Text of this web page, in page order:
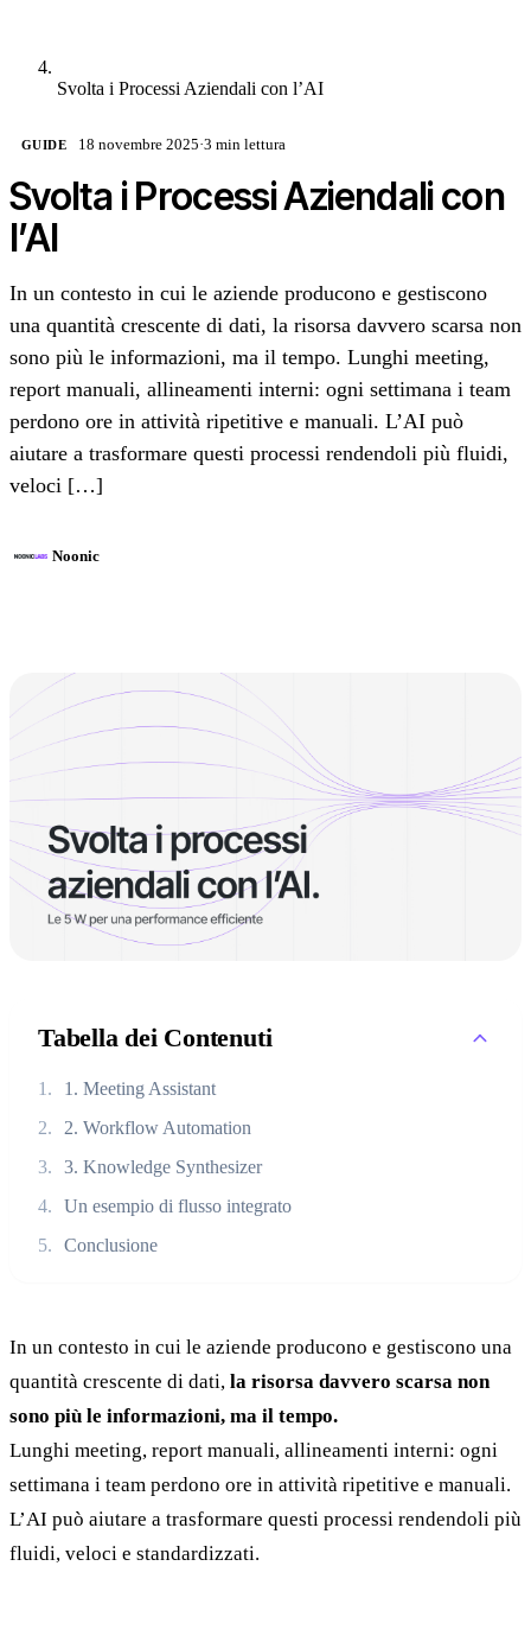
Svolta i Processi Aziendali con l’AI
GUIDE 18 novembre 2025·3 min lettura
Svolta i Processi Aziendali con
l’AI
In un contesto in cui le aziende producono e gestiscono
una quantità crescente di dati, la risorsa davvero scarsa non
sono più le informazioni, ma il tempo. Lunghi meeting,
report manuali, allineamenti interni: ogni settimana i team
perdono ore in attività ripetitive e manuali. L’AI può
aiutare a trasformare questi processi rendendoli più fluidi,
veloci […]
Noonic
Tabella dei Contenuti
1. Meeting Assistant
2. Workflow Automation
3. Knowledge Synthesizer
Un esempio di flusso integrato
Conclusione
In un contesto in cui le aziende producono e gestiscono una
quantità crescente di dati, la risorsa davvero scarsa non
sono più le informazioni, ma il tempo.
Lunghi meeting, report manuali, allineamenti interni: ogni
settimana i team perdono ore in attività ripetitive e manuali.
L’AI può aiutare a trasformare questi processi rendendoli più
fluidi, veloci e standardizzati.